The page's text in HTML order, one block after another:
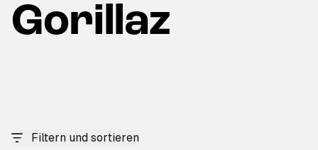
Gorillaz
Filtern und sortieren